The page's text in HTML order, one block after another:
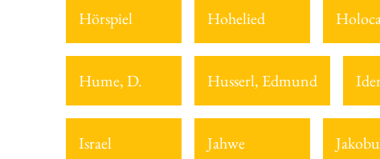
Hörspiel Hohelied
Hume, D. Husserl, Edmund
Israel Jahwe